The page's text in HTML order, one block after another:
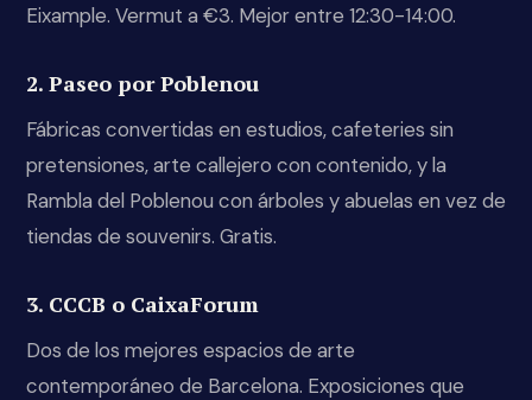
Eixample. Vermut a €3. Mejor entre 12:30-14:00.
2. Paseo por Poblenou
Fábricas convertidas en estudios, cafeteries sin
pretensiones, arte callejero con contenido, y la
Rambla del Poblenou con árboles y abuelas en vez de
tiendas de souvenirs. Gratis.
3. CCCB o CaixaForum
Dos de los mejores espacios de arte
contemporáneo de Barcelona. Exposiciones que